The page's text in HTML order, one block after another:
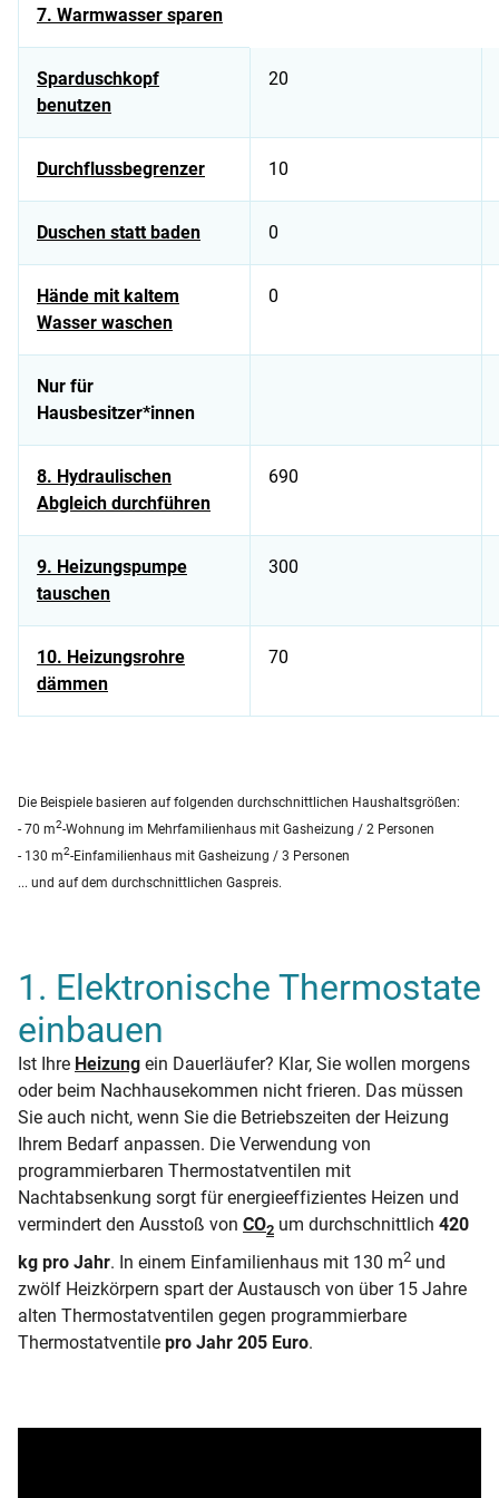
7. Warmwasser sparen
Sparduschkopf
benutzen
20
Durchflussbegrenzer 10
Duschen statt baden 0
Hände mit kaltem
Wasser waschen
0
Nur für
Hausbesitzer*innen
8. Hydraulischen
Abgleich durchführen
690
9. Heizungspumpe
tauschen
300
10. Heizungsrohre
dämmen
70
Die Beispiele basieren auf folgenden durchschnittlichen Haushaltsgrößen:
- 70 m2-Wohnung im Mehrfamilienhaus mit Gasheizung / 2 Personen
- 130 m2-Einfamilienhaus mit Gasheizung / 3 Personen
... und auf dem durchschnittlichen Gaspreis.
1. Elektronische Thermostate
einbauen
Ist Ihre Heizung ein Dauerläufer? Klar, Sie wollen morgens
oder beim Nachhausekommen nicht frieren. Das müssen
Sie auch nicht, wenn Sie die Betriebszeiten der Heizung
Ihrem Bedarf anpassen. Die Verwendung von
programmierbaren Thermostatventilen mit
Nachtabsenkung sorgt für energieeffizientes Heizen und
vermindert den Ausstoß von CO2 um durchschnittlich 420
kg pro Jahr. In einem Einfamilienhaus mit 130 m2 und
zwölf Heizkörpern spart der Austausch von über 15 Jahre
alten Thermostatventilen gegen programmierbare
Thermostatventile pro Jahr 205 Euro.